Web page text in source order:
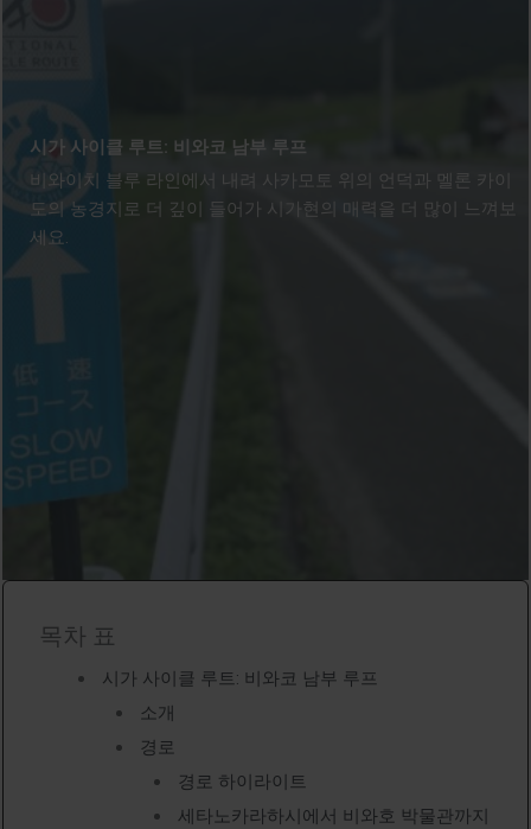
시가 사이클 루트: 비와코 남부 루프
비와이치 블루 라인에서 내려 사카모토 위의 언덕과 멜론 카이
도의 농경지로 더 깊이 들어가 시가현의 매력을 더 많이 느껴보
세요.
목차 표
시가 사이클 루트: 비와코 남부 루프
소개
경로
경로 하이라이트
세타노카라하시에서 비와호 박물관까지